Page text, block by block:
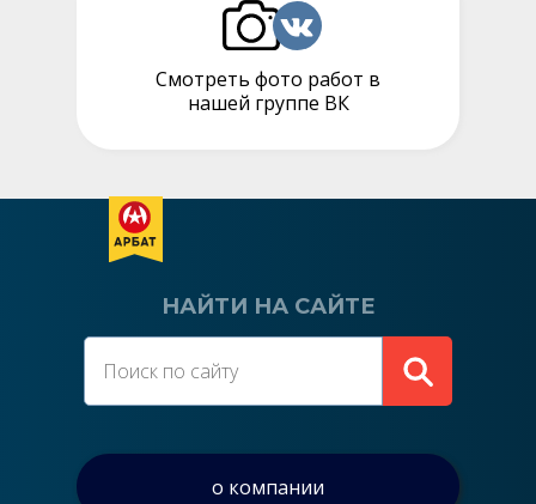
о компании
Смотреть фото работ в
нашей группе ВК
НАЙТИ НА САЙТЕ